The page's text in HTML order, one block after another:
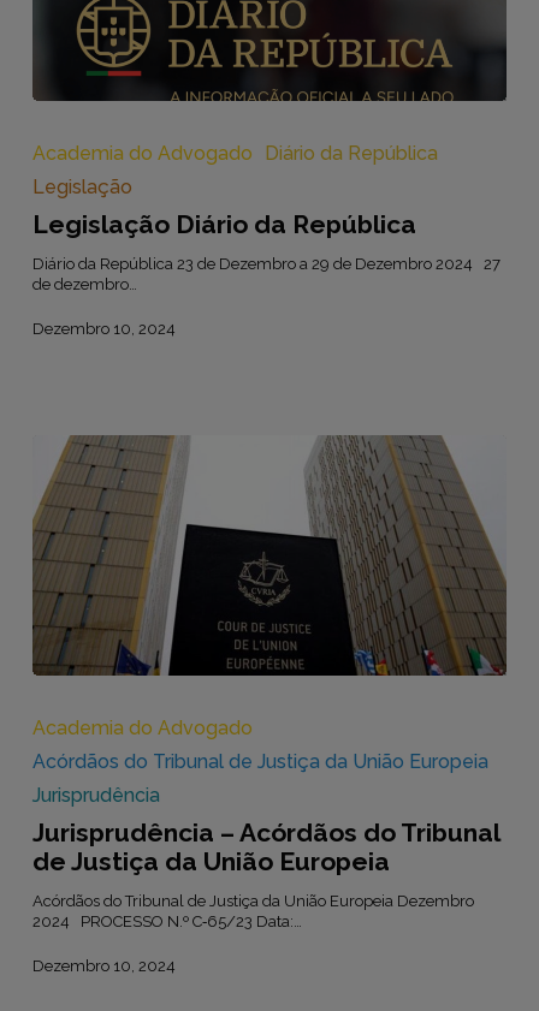
da
Academia do Advogado
Diário da República
Legislação
Legislação Diário da República
Diário da República 23 de Dezembro a 29 de Dezembro 2024 27
de dezembro…
Dezembro 10, 2024
Acórdãos
Tribunal
de
Justiça
da
Europeia
Academia do Advogado
Acórdãos do Tribunal de Justiça da União Europeia
Jurisprudência
Jurisprudência – Acórdãos do Tribunal
de Justiça da União Europeia
Acórdãos do Tribunal de Justiça da União Europeia Dezembro
2024 PROCESSO N.º C‑65/23 Data:…
Dezembro 10, 2024